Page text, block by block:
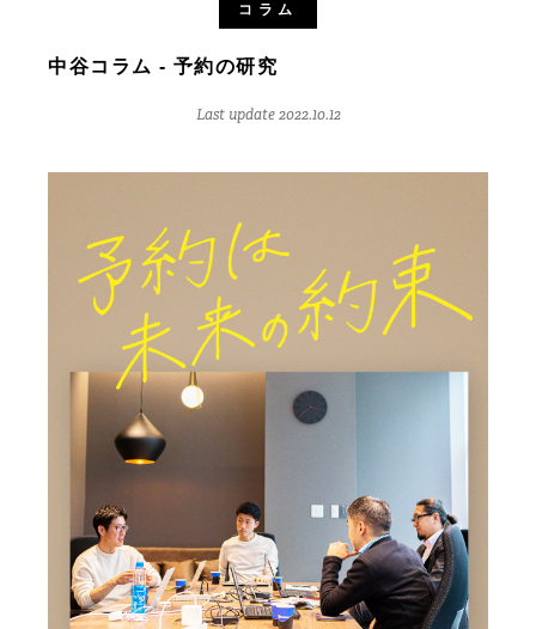
コラム
中谷コラム - 予約の研究
Last update 2022.10.12